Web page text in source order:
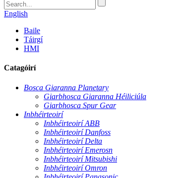
English
Baile
Táirgí
HMI
Catagóirí
Bosca Giaranna Planetary
Giarbhosca Giaranna Héiliciúla
Giarbhosca Spur Gear
Inbhéirteoirí
Inbhéirteoirí ABB
Inbhéirteoirí Danfoss
Inbhéirteoirí Delta
Inbhéirteoirí Emerosn
Inbhéirteoirí Mitsubishi
Inbhéirteoirí Omron